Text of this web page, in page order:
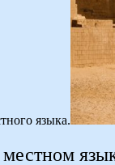
языка.